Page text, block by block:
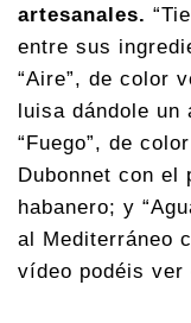
artesanales.
entre sus
“Aire”, de color
luisa dándole
“Fuego”, de
Dubonnet con el
habanero; y
al Mediterráneo
vídeo podéis ver